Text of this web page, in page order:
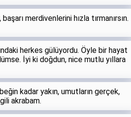
merdivenlerini hızla tırmanırsın.
herkes gülüyordu. Öyle bir hayat
İyi ki doğdun, nice mutlu yıllara
kadar yakın, umutların gerçek,
akrabam.